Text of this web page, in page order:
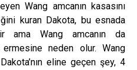
Wang amcanın kasasını
kuran Dakota, bu esnada
ama Wang amcanın da
ermesine neden olur. Wang
eline geçen şey, 4